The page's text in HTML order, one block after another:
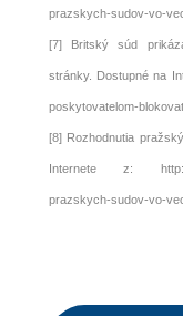
prazskych-sudov-vo-
[7]Britský súd
stránky. Dostupné na
poskytovatelom-
[8]Rozhodnutia
Internete z:
prazskych-sudov-vo-